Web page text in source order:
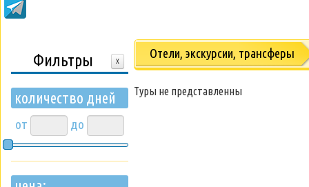
Фильтры X
количество дней
от до
Отели, экскурсии, трансферы
Туры не представленны